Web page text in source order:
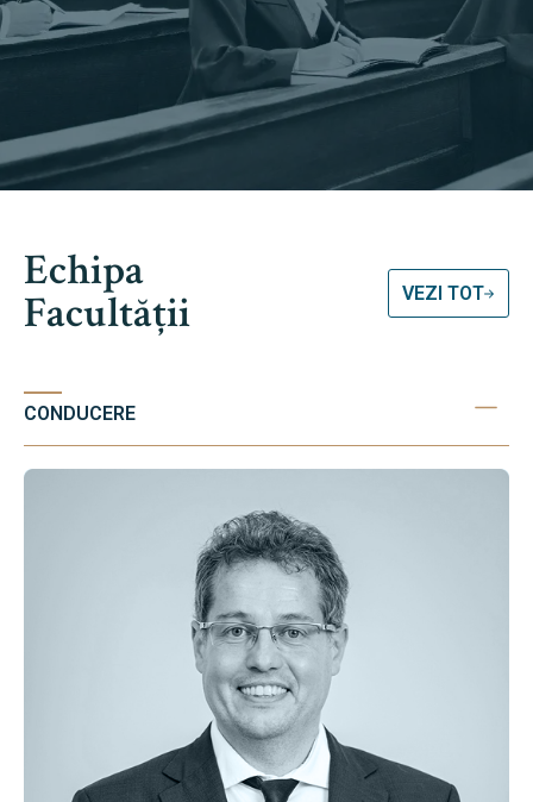
Echipa
Facultății VEZI TOT
CONDUCERE